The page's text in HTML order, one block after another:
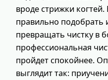
вроде стрижки
правильно подобрать
превращать чистку в
профессиональная
пройдет спокойнее.
выглядит так: